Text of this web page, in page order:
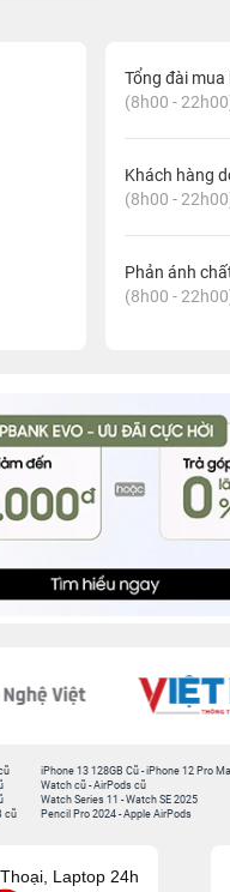
Tổng đài mua
(8h00 -
Khách hàng
(8h00 -
Phản ánh
(8h00 -
cũ
iPhone 13 128GB Cũ -iPhone 12 Pro
Watch cũ -AirPods cũ
Watch Series 11 -Watch SE 2025
Pencil Pro 2024 -Apple AirPods
Laptop 24h